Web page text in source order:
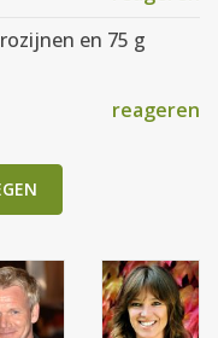
en 75 g
reageren